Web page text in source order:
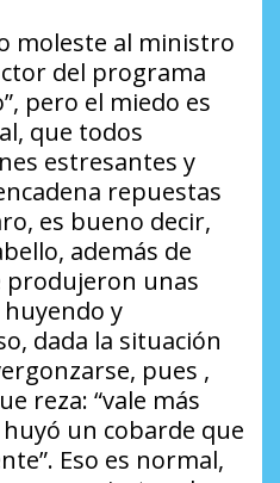
moleste al ministro
del programa
pero el miedo es
que todos
estresantes y
repuestas
es bueno decir,
además de
produjeron unas
huyendo y
dada la situación
pues ,
reza: “vale más
un cobarde que
Eso es normal,